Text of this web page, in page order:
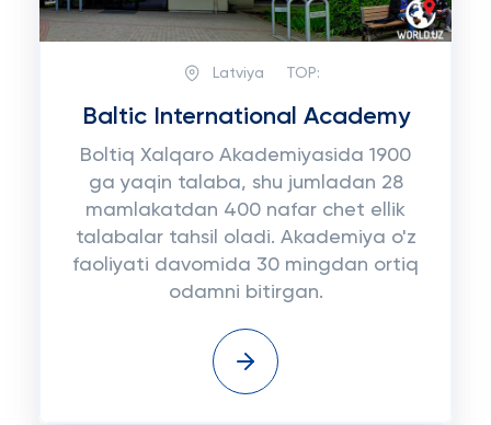
Latviya TOP:
Baltic International Academy
Boltiq Xalqaro Akademiyasida 1900
ga yaqin talaba, shu jumladan 28
mamlakatdan 400 nafar chet ellik
talabalar tahsil oladi. Akademiya o'z
faoliyati davomida 30 mingdan ortiq
odamni bitirgan.